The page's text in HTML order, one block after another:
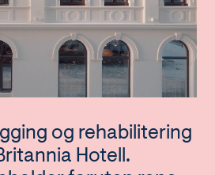
og rehabilitering
Hotell.